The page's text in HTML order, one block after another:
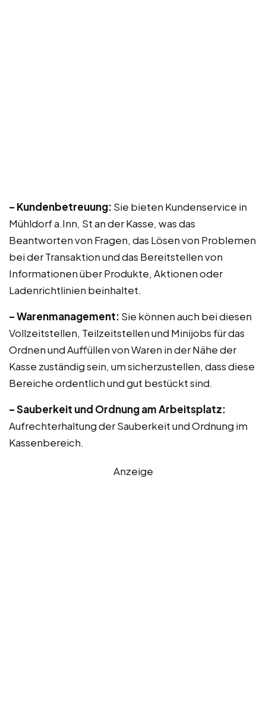
– Kundenbetreuung: Sie bieten Kundenservice in
Mühldorf a.Inn, St an der Kasse, was das
Beantworten von Fragen, das Lösen von Problemen
bei der Transaktion und das Bereitstellen von
Informationen über Produkte, Aktionen oder
Ladenrichtlinien beinhaltet.
– Warenmanagement: Sie können auch bei diesen
Vollzeitstellen, Teilzeitstellen und Minijobs für das
Ordnen und Auffüllen von Waren in der Nähe der
Kasse zuständig sein, um sicherzustellen, dass diese
Bereiche ordentlich und gut bestückt sind.
– Sauberkeit und Ordnung am Arbeitsplatz:
Aufrechterhaltung der Sauberkeit und Ordnung im
Kassenbereich.
Anzeige